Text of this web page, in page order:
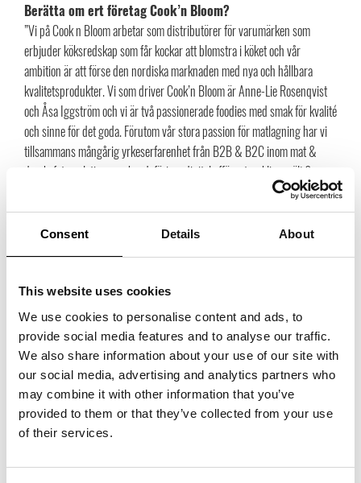
Consent Details About
This website uses cookies
We use cookies to personalise content and ads, to
provide social media features and to analyse our traffic.
We also share information about your use of our site with
our social media, advertising and analytics partners who
may combine it with other information that you’ve
provided to them or that they’ve collected from your use
of their services.
Berätta om ert företag Cook’n Bloom?
”Vi på Cook n Bloom arbetar som distributörer för varumärken som
erbjuder köksredskap som får kockar att blomstra i köket och vår
ambition är att förse den nordiska marknaden med nya och hållbara
kvalitetsprodukter. Vi som driver Cook’n Bloom är Anne-Lie Rosenqvist
och Åsa Iggström och vi är två passionerade foodies med smak för kvalité
och sinne för det goda. Förutom vår stora passion för matlagning har vi
tillsammans mångårig yrkeserfarenhet från B2B & B2C inom mat &
dryck, foto, relationsmarknadsföring, digital affärsutveckling, sälj &
kundrådgivning. Vi har också en stor passion för miljön och gemensamt
för de produkter vi representerar är att de karakteriseras av att de är
hållbara över tid. Cook’n Bloom vänder sig till nischade köks-,
grill- och inredningsbutiker som söker det där lilla extra, dessutom
köksinredningsbutiker och presentföretag.”
Namnet Cook’n Bloom är så härligt! Hur kom ni fram till
det?
”Haha, vi har fått många frågor och kommentarer kring det. Vi satt helt
enkelt och spånade kring ord som hade med matlagning och nöjet i att
skapa i köket att göra. Anne-Lie har en liten anknytning till floristyrket
och man kan ”bloom in the kitchen” på olika sätt. Efter att ha satt upp
just Cook’n Bloom. Vi kände direkt att det var det rätta namnet!”